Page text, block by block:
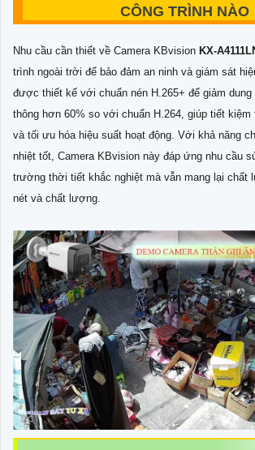
CÔNG TRÌNH NÀO
Nhu cầu cần thiết về Camera KBvision KX-
trình ngoài trời để bảo đảm an ninh và giám sát
được thiết kế với chuẩn nén H.265+ để giảm
thông hơn 60% so với chuẩn H.264, giúp tiết
và tối ưu hóa hiệu suất hoạt động. Với khả năng
nhiệt tốt, Camera KBvision này đáp ứng nhu cầu
trường thời tiết khắc nghiệt mà vẫn mang lại chất
nét và chất lượng.